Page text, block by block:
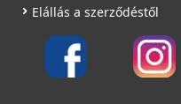
Elállás a szerződéstől